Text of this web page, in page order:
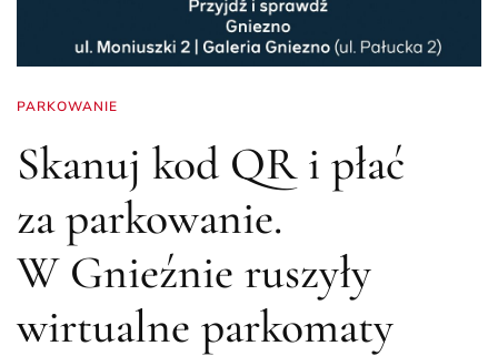
PARKOWANIE
Skanuj kod QR i płać
za parkowanie.
W Gnieźnie ruszyły
wirtualne parkomaty